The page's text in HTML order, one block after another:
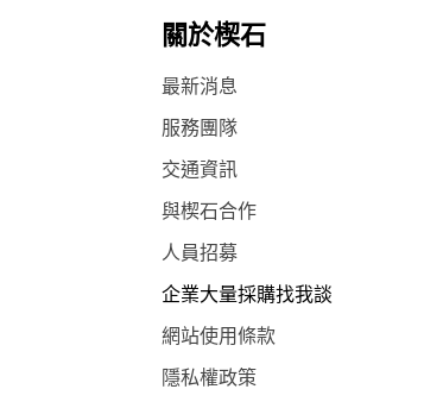
關於楔石
最新消息
服務團隊
交通資訊
與楔石合作
人員招募
企業大量採購找我談
網站使用條款
隱私權政策